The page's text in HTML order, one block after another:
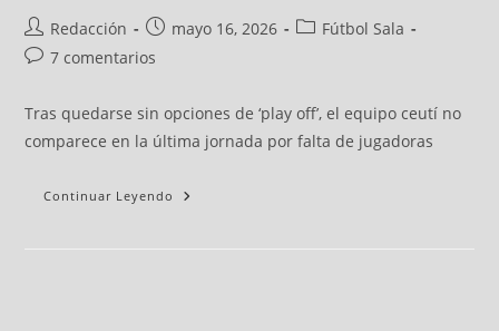
Redacción mayo 16, 2026
Fútbol Sala
7 comentarios
Tras quedarse sin opciones de ‘play off’, el equipo ceutí no
comparece en la última jornada por falta de jugadoras
Continuar Leyendo